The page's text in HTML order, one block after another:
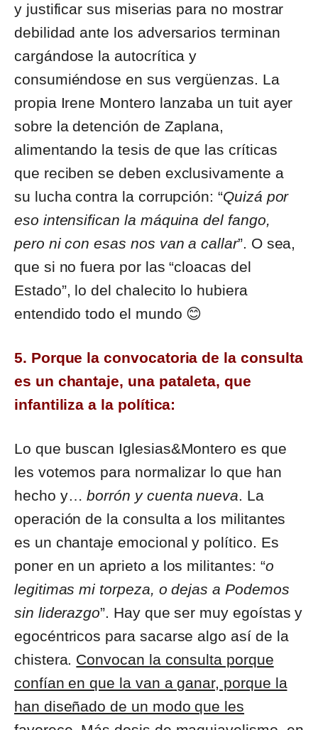
y justificar sus miserias para no mostrar
debilidad ante los adversarios terminan
cargándose la autocrítica y
consumiéndose en sus vergüenzas. La
propia Irene Montero lanzaba un tuit ayer
sobre la detención de Zaplana,
alimentando la tesis de que las críticas
que reciben se deben exclusivamente a
su lucha contra la corrupción: “Quizá por
eso intensifican la máquina del fango,
pero ni con esas nos van a callar”. O sea,
que si no fuera por las “cloacas del
Estado”, lo del chalecito lo hubiera
entendido todo el mundo 😊
5. Porque la convocatoria de la consulta
es un chantaje, una pataleta, que
infantiliza a la política:
Lo que buscan Iglesias&Montero es que
les votemos para normalizar lo que han
hecho y…borrón y cuenta nueva. La
operación de la consulta a los militantes
es un chantaje emocional y político. Es
poner en un aprieto a los militantes: “o
legitimas mi torpeza, o dejas a Podemos
sin liderazgo”. Hay que ser muy egoístas y
egocéntricos para sacarse algo así de la
chistera. Convocan la consulta porque
confían en que la van a ganar, porque la
han diseñado de un modo que les